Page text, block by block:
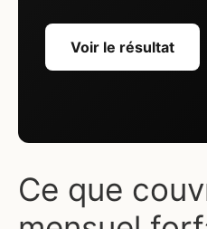
Voir le résultat
Ce que